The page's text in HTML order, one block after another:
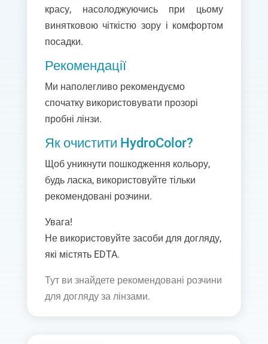
красу, насолоджуючись при цьому
винятковою чіткістю зору і комфортом
посадки.
Рекомендації
Ми наполегливо рекомендуємо
спочатку використовувати прозорі
пробні лінзи.
Як очистити HydroColor?
Щоб уникнути пошкодження кольору,
будь ласка, використовуйте тільки
рекомендовані розчини.
Увага!
Не використовуйте засоби для догляду,
які містять EDTA.
Тут ви знайдете рекомендовані розчини
для догляду за лінзами.